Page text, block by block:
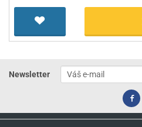
Newsletter